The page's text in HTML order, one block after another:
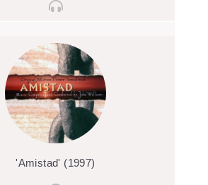
'Amistad' (1997)